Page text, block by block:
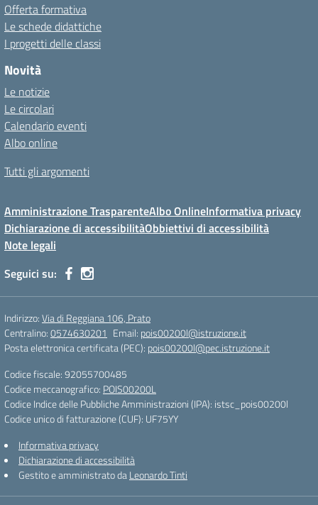
Offerta formativa
Le schede didattiche
I progetti delle classi
Novità
Le notizie
Le circolari
Calendario eventi
Albo online
Tutti gli argomenti
Amministrazione TrasparenteAlbo OnlineInformativa privacy
Dichiarazione di accessibilitàObbiettivi di accessibilità
Note legali
Seguici su:
Indirizzo:Via di Reggiana 106, Prato
Centralino:0574630201 Email: pois00200l@istruzione.it
Posta elettronica certificata (PEC): pois00200l@pec.istruzione.it
Codice fiscale: 92055700485
Codice meccanografico: POIS00200L
Codice Indice delle Pubbliche Amministrazioni (IPA): istsc_pois00200l
Codice unico di fatturazione (CUF): UF75YY
Informativa privacy
Dichiarazione di accessibilità
Gestito e amministrato daLeonardo Tinti